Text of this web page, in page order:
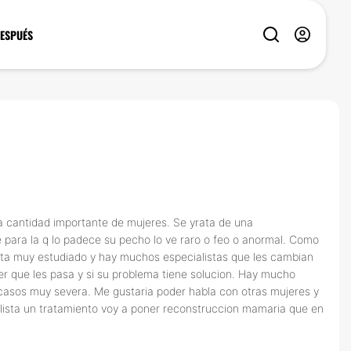
importante de mujeres. Se yrata de una
la q lo padece su pecho lo ve raro o feo o anormal. Como
muy estudiado y hay muchos especialistas que les cambian
que les pasa y si su problema tiene solucion. Hay mucho
muy severa. Me gustaria poder habla con otras mujeres y
un tratamiento voy a poner reconstruccion mamaria que en